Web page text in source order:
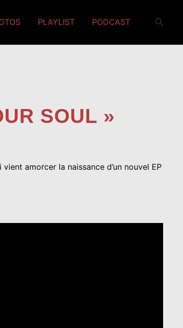
PLAYLIST PODCAST
SOUL »
amorcer la naissance d’un nouvel EP